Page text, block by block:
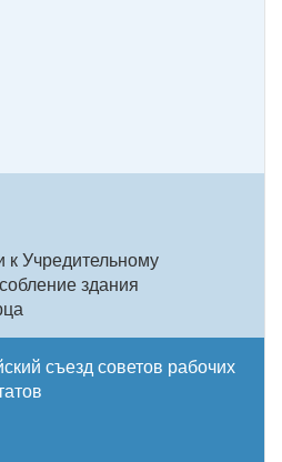
к Учредительному
здания
съезд советов рабочих